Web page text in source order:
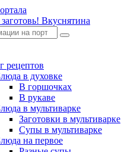
Вкуснятина
рецептов
в духовке
В горшочках
В рукаве
в мультиварке
Заготовки в мультиварке
Супы в мультиварке
на первое